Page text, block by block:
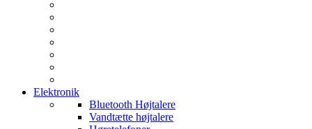
Elektronik
Bluetooth Højtalere
Vandtætte højtalere